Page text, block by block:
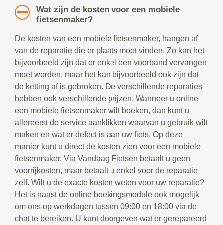
Wat zijn de kosten voor een mobiele
fietsenmaker?
De kosten van een mobiele fietsenmaker, hangen af
van de reparatie die er plaats moet vinden. Zo kan het
bijvoorbeeld zijn dat er enkel een voorband vervangen
moet worden, maar het kan bijvoorbeeld ook zijn dat
de ketting af is gebroken. De verschillende reparaties
hebben ook verschillende prijzen. Wanneer u online
een mobiele fietsenmaker wilt boeken, dan kunt u
allereerst de service aanklikken waarvan u gebruik wilt
maken en wat er defect is aan uw fiets. Op deze
manier kunt u direct de kosten zien voor een mobiele
fietsenmaker. Via Vandaag Fietsen betaalt u geen
voorrijkosten, maar betaalt u enkel voor de reparatie
zelf. Wilt u de exacte kosten weten voor uw reparatie?
Het is naast de online boekingsmodule ook mogelijk
om ons op werkdagen tussen 09:00 en 18:00 via de
chat te bereiken. U kunt doorgeven wat er gerepareerd